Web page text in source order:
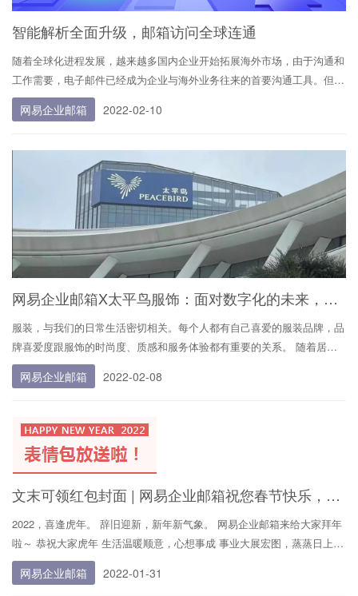
智能解析全面升级，邮箱访问全球连通
随着全球化进程发展，越来越多国内企业开始拓展海外市场，由于沟通和
工作需要，电子邮件已经成为企业与海外业务往来的首要沟通工具。但对
于需要经常出差国外甚至全球跑的用户来说，简单易用的邮件配置可以减
少邮箱使用的配置错误率、提高体验感，让邮箱使用接近零门槛。 因
网易企业邮箱 2022-02-10
网易企业邮箱X太平鸟服饰：面对数字化的未来，需要什么样的转型方案？
服装，与我们的日常生活密切相关。每个人都有自己喜爱的服装品牌，品
牌喜爱度跟服饰的时尚度、质感和服务体验都有重要的关系。 随着居民
消费水平的提升和服装行业电商的不断优化，居民购买服装的途径越来越
多。受疫情影响，传统服装零售产业线下门店受到了一定程度的冲击，更
网易企业邮箱 2022-02-08
文末可领红包封面 | 网易企业邮箱祝您春节快乐，虎年吉祥！
2022，喜逢虎年。 辞旧迎新，新年新气象。 网易企业邮箱来给大家拜年
啦～ 恭祝大家虎年 生活温暖顺意，心想事成 事业大展宏图，蒸蒸日上
家庭和和美美
网易企业邮箱 2022-01-31